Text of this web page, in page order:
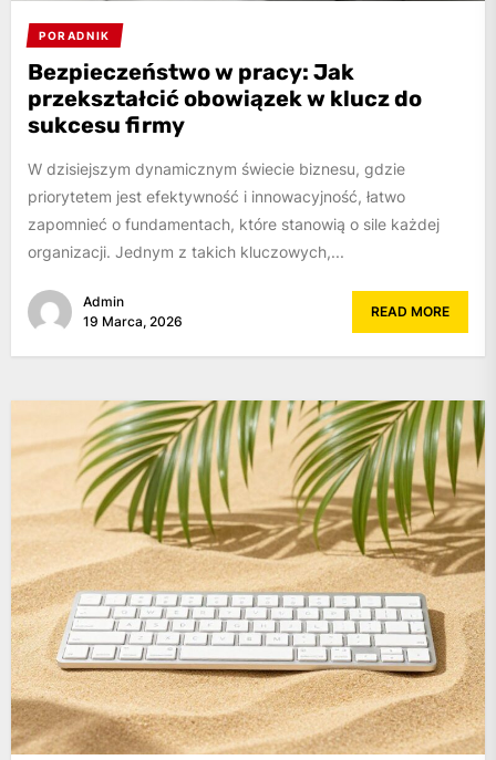
PORADNIK
Bezpieczeństwo w pracy: Jak
przekształcić obowiązek w klucz do
sukcesu firmy
W dzisiejszym dynamicznym świecie biznesu, gdzie
priorytetem jest efektywność i innowacyjność, łatwo
zapomnieć o fundamentach, które stanowią o sile każdej
organizacji. Jednym z takich kluczowych,...
Admin
19 Marca, 2026
READ MORE